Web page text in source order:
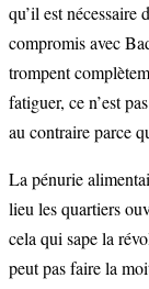
qu’il est nécessaire
compromis avec
trompent
fatiguer, ce n’est
au contraire parce
La pénurie
lieu les quartiers
cela qui sape la
peut pas faire la